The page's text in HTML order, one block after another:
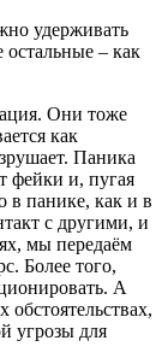
удерживать
остальные – как
Они тоже
как
Паника
фейки и, пугая
в панике, как и в
с другими, и
мы передаём
Более того,
А
угрозы для